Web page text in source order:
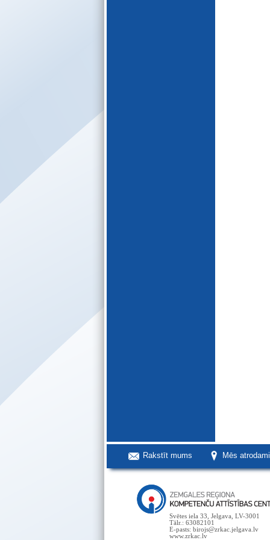
Rakstīt mums Mēs
Svētes iela 33, Jelgava, LV-3001
Tālr.: 63082101
E-pasts: birojs@zrkac.jelgava.lv
www.zrkac.lv